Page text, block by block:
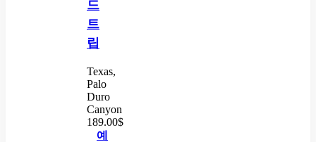
드
트
립
Texas,
Palo
Duro
Canyon
189.00$
예